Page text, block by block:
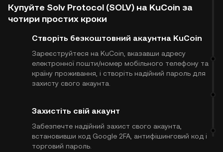
Купуйте Solv Protocol (SOLV) на KuCoin за
чотири простих кроки
Створіть безкоштовний акаунт​на KuCoin
Зареєструйтеся на KuCoin, вказавши адресу
електронної пошти/номер мобільного телефону та
країну проживання, і створіть надійний пароль для
захисту свого акаунта.
Захистіть свій акаунт
Забезпечте надійний захист свого акаунта,
встановивши код Google 2FA, антифішинговий код і
торговий пароль.